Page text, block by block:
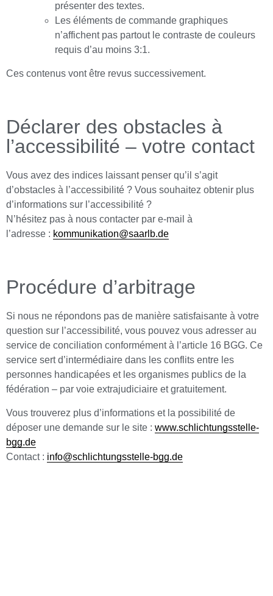
présenter des textes.
Les éléments de commande graphiques
n’affichent pas partout le contraste de couleurs
requis d’au moins 3:1.
Ces contenus vont être revus successivement.
Déclarer des obstacles à
l’accessibilité – votre contact
Vous avez des indices laissant penser qu’il s’agit
d’obstacles à l’accessibilité ? Vous souhaitez obtenir plus
d’informations sur l’accessibilité ?
N’hésitez pas à nous contacter par e-mail à
l’adresse : kommunikation@saarlb.de
Procédure d’arbitrage
Si nous ne répondons pas de manière satisfaisante à votre
question sur l’accessibilité, vous pouvez vous adresser au
service de conciliation conformément à l’article 16 BGG. Ce
service sert d’intermédiaire dans les conflits entre les
personnes handicapées et les organismes publics de la
fédération – par voie extrajudiciaire et gratuitement.
Vous trouverez plus d’informations et la possibilité de
déposer une demande sur le site : www.schlichtungsstelle-
bgg.de
Contact : info@schlichtungsstelle-bgg.de